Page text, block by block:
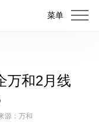
菜单
万和2月线
源：万和